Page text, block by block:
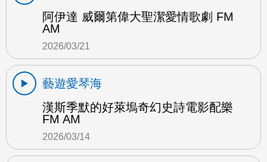
阿伊達 威爾第偉大聖潔愛情歌劇 FM
AM
2026/03/21
藝遊愛琴海
漢斯季默的好萊塢奇幻史詩電影配樂
FM AM
2026/03/14